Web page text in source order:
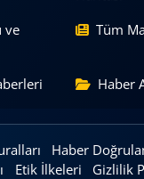
ve
Tüm
Haber
Haber
Etik İlkeleri Gizlilik